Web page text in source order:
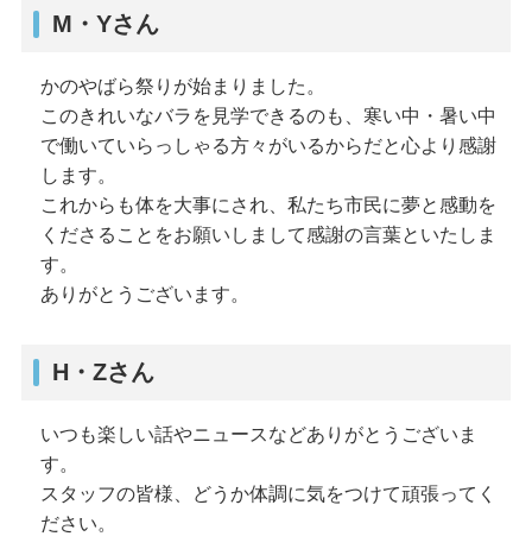
M・Yさん
かのやばら祭りが始まりました。
このきれいなバラを見学できるのも、寒い中・暑い中
で働いていらっしゃる方々がいるからだと心より感謝
します。
これからも体を大事にされ、私たち市民に夢と感動を
くださることをお願いしまして感謝の言葉といたしま
す。
ありがとうございます。
H・Zさん
いつも楽しい話やニュースなどありがとうございま
す。
スタッフの皆様、どうか体調に気をつけて頑張ってく
ださい。